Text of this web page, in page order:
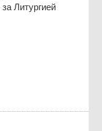
Литургией